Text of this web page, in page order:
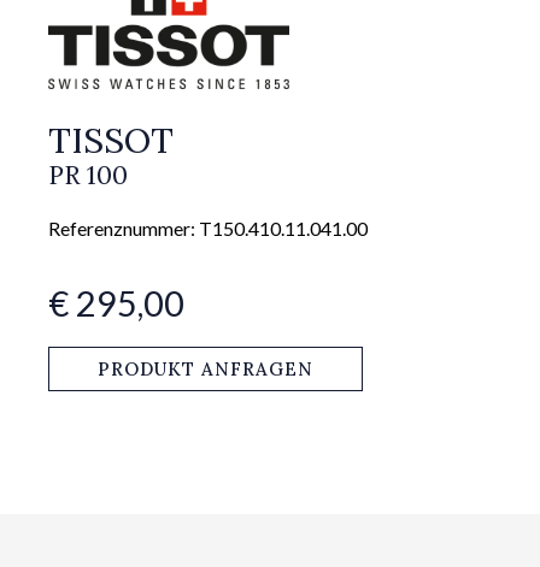
TISSOT
PR 100
Referenznummer: T150.410.11.041.00
€ 295,00
PRODUKT ANFRAGEN